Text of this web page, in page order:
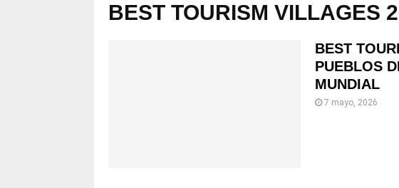
BEST TOURISM VILLAGES
BEST
PUEBLOS
MUNDIAL
7 mayo, 2026